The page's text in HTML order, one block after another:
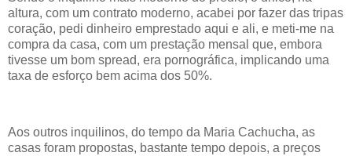
altura, com um contrato moderno, acabei por fazer das tripas
coração, pedi dinheiro emprestado aqui e ali, e meti-me na
compra da casa, com um prestação mensal que, embora
tivesse um bom spread, era pornográfica, implicando uma
taxa de esforço bem acima dos 50%.
Aos outros inquilinos, do tempo da Maria Cachucha, as
casas foram propostas, bastante tempo depois, a preços